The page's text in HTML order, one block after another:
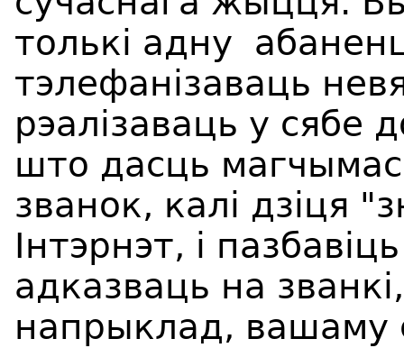
толькі адну
тэлефанізаваць
рэалізаваць у сябе
што дасць
званок, калі дзіця
Інтэрнэт, і
адказваць на
напрыклад, вашаму